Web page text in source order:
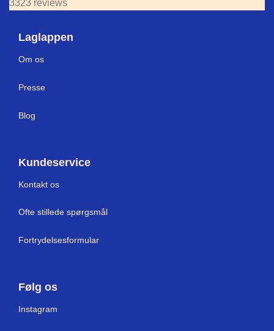
3323 reviews
Laglappen
Om os
Presse
Blog
Kundeservice
Kontakt os
Ofte stillede spørgsmål
Fortrydelsesformular
Følg os
Instagram